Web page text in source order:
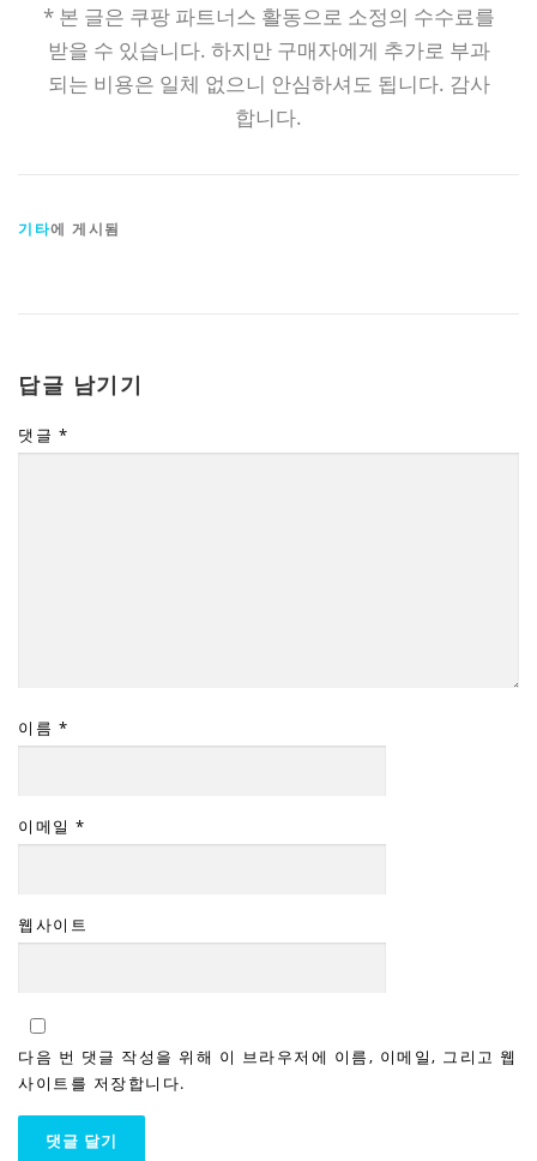
* 본 글은 쿠팡 파트너스 활동으로 소정의 수수료를
받을 수 있습니다. 하지만 구매자에게 추가로 부과
되는 비용은 일체 없으니 안심하셔도 됩니다. 감사
합니다.
기타에 게시됨
답글 남기기
댓글 *
이름 *
이메일 *
웹사이트
다음 번 댓글 작성을 위해 이 브라우저에 이름, 이메일, 그리고 웹
사이트를 저장합니다.